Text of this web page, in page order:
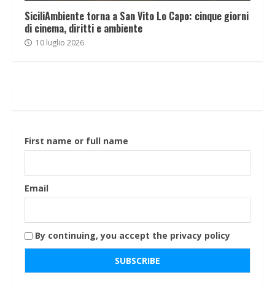
SiciliAmbiente torna a San Vito Lo Capo: cinque giorni
di cinema, diritti e ambiente
10 luglio 2026
First name or full name
Email
By continuing, you accept the privacy policy